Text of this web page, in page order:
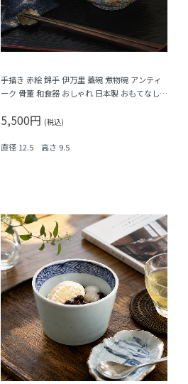
手描き 赤絵 錦手 伊万里 蓋碗 煮物碗 アンティ
ーク 骨董 和食器 おしゃれ 日本製 おもてなし
5,500円 (税込)
直径 12.5 高さ 9.5